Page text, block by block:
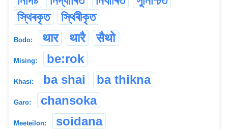
স্থিৰকৃত
স্থিৰীকৃত
Bodo: थार थारै सैथो
Mising: be:rok
Khasi: ba shai ba thikna
Garo: chansoka
Meeteilon: soidana